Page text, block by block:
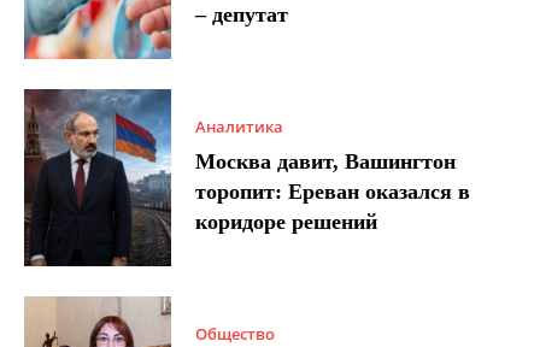
– депутат
Аналитика
Москва давит, Вашингтон
торопит: Ереван оказался в
коридоре решений
Общество